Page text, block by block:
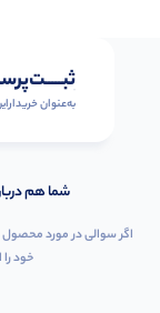
به‌عنوان
شما هم
اگر سوالی در مورد
خود را